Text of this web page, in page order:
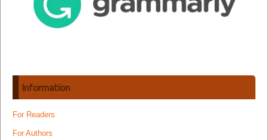
Information
For Readers
For Authors